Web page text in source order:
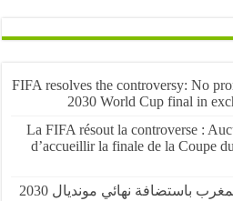
FIFA resolves the controversy:
2030 World Cup final
La FIFA résout la
d’accueillir la finale de la
فيفا يحسم الجدل: لا وعود للمغرب باستضافة نهائي مونديال 2030